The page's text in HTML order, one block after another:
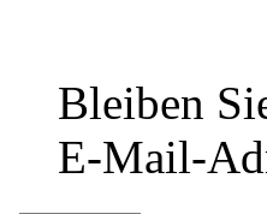
Bleiben
E-Mail-